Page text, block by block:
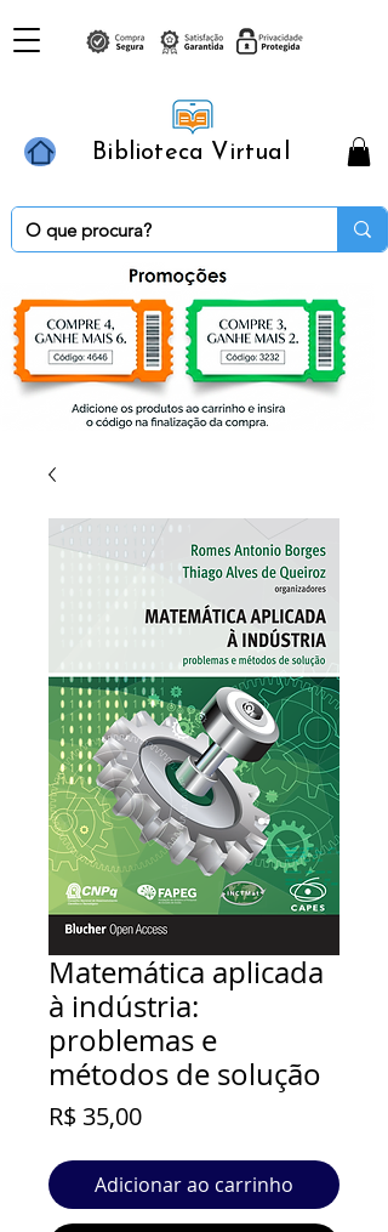
Biblioteca Virtual
Matemática aplicada
à indústria:
problemas e
métodos de solução
R$ 35,00Preço
Adicionar ao carrinho